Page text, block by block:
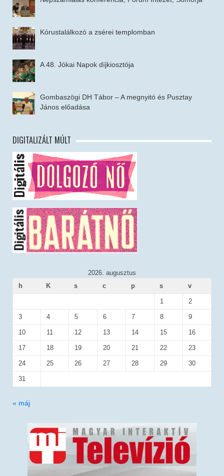
Kórustalálkozó a zsérei templomban
A 48. Jókai Napok díjkiosztója
Gombaszögi DH Tábor – A megnyitó és Pusztay
János előadása
DIGITALIZÁLT MÚLT
2026. augusztus
h
K s c p s v
1 2
3 4 5 6 7 8 9
10 11 12 13 14 15 16
17 18 19 20 21 22 23
24 25 26 27 28 29 30
31
« máj